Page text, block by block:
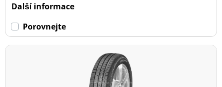
Další informace
Porovnejte